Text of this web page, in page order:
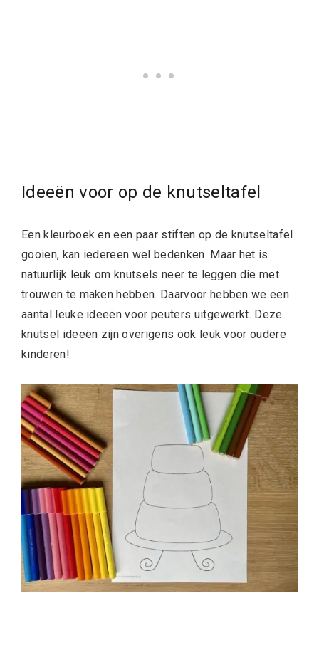
Ideeën voor op de knutseltafel
Een kleurboek en een paar stiften op de knutseltafel
gooien, kan iedereen wel bedenken. Maar het is
natuurlijk leuk om knutsels neer te leggen die met
trouwen te maken hebben. Daarvoor hebben we een
aantal leuke ideeën voor peuters uitgewerkt. Deze
knutsel ideeën zijn overigens ook leuk voor oudere
kinderen!